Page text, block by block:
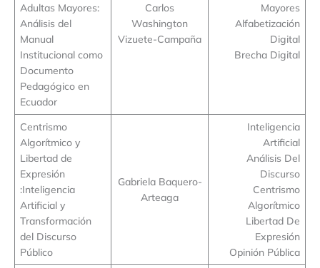
Adultas Mayores:
Análisis del
Manual
Institucional como
Documento
Pedagógico en
Ecuador
Carlos
Washington
Vizuete-Campaña
Mayores
Alfabetización
Digital
Brecha Digital
Centrismo
Algorítmico y
Libertad de
Expresión
:Inteligencia
Artificial y
Transformación
del Discurso
Público
Gabriela Baquero-
Arteaga
Inteligencia
Artificial
Análisis Del
Discurso
Centrismo
Algorítmico
Libertad De
Expresión
Opinión Pública